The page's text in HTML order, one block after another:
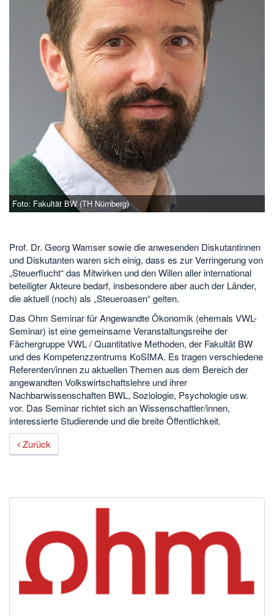
Foto: Fakultät BW (TH Nürnberg)
Prof. Dr. Georg Wamser sowie die anwesenden Diskutantinnen
und Diskutanten waren sich einig, dass es zur Verringerung von
„Steuerflucht“ das Mitwirken und den Willen aller international
beteiligter Akteure bedarf, insbesondere aber auch der Länder,
die aktuell (noch) als „Steueroasen“ gelten.
Das Ohm Seminar für Angewandte Ökonomik (ehemals VWL-
Seminar) ist eine gemeinsame Veranstaltungsreihe der
Fächergruppe VWL / Quantitative Methoden, der Fakultät BW
und des Kompetenzzentrums KoSIMA. Es tragen verschiedene
Referenten/innen zu aktuellen Themen aus dem Bereich der
angewandten Volkswirtschaftslehre und ihrer
Nachbarwissenschaften BWL, Soziologie, Psychologie usw.
vor. Das Seminar richtet sich an Wissenschaftler/innen,
interessierte Studierende und die breite Öffentlichkeit.
Zurück